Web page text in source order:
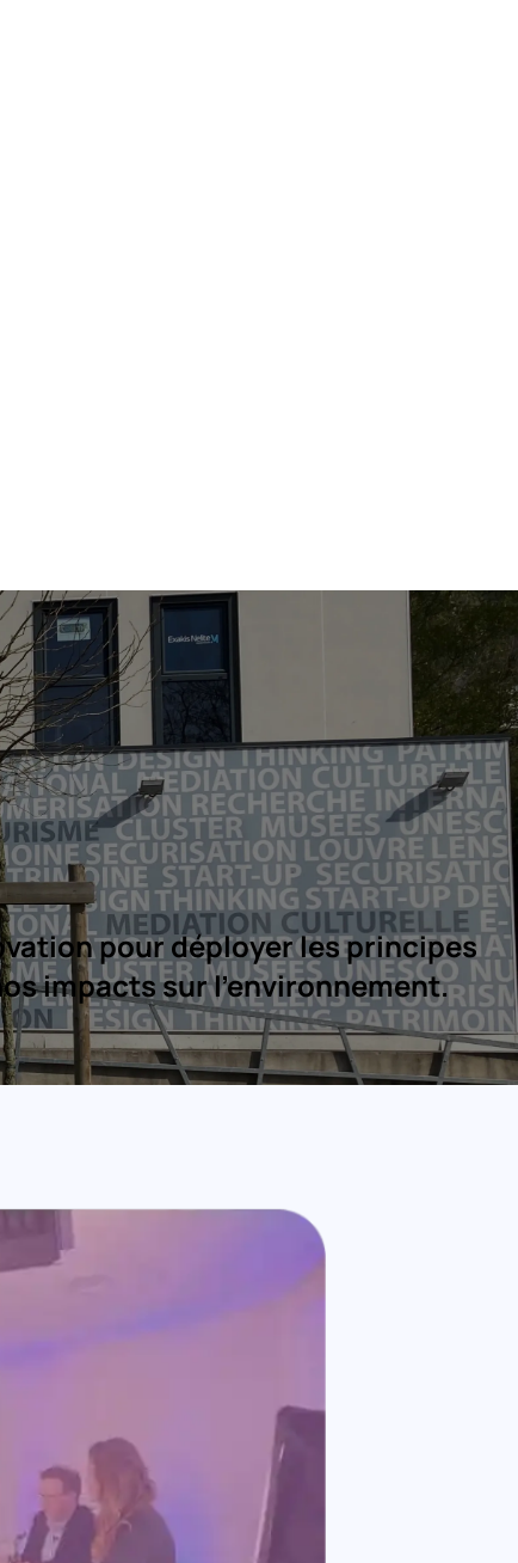
pour déployer les principes
impacts sur l’environnement.